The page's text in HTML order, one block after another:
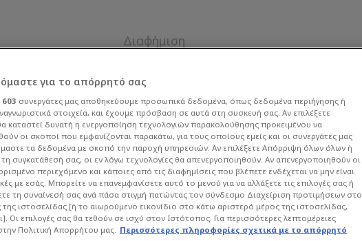
- 22:47
ρεβάνς του ΠΑΟΚ με Άντερλεχτ -
αποκλειστεί
για το απόρρητό σας
603 συνεργάτες μας αποθηκεύουμε προσωπικά δεδομένα, όπως δεδομένα περιήγησης ή
στοιχεία, και έχουμε πρόσβαση σε αυτά στη συσκευή σας. Αν επιλέξετε
καταστεί δυνατή η ενεργοποίηση τεχνολογιών παρακολούθησης προκειμένου να
οι σκοποί που εμφανίζονται παρακάτω, για τους οποίους εμείς και οι συνεργάτες μας
τα δεδομένα με σκοπό την παροχή υπηρεσιών. Αν επιλέξετε Απόρριψη όλων όλων ή
συγκατάθεσή σας, οι εν λόγω τεχνολογίες θα απενεργοποιηθούν. Αν απενεργοποιηθούν οι
περιεχόμενο και κάποιες από τις διαφημίσεις που βλέπετε ενδέχεται να μην είναι
με εσάς. Μπορείτε να επανεμφανίσετε αυτό το μενού για να αλλάξετε τις επιλογές σας ή
τη συναίνεσή σας ανά πάσα στιγμή πατώντας τον σύνδεσμο Διαχείριση προτιμήσεων στο
ιστοσελίδας [ή το αιωρούμενο εικονίδιο στο κάτω αριστερό μέρος της ιστοσελίδας,
Οι επιλογές σας θα τεθούν σε ισχύ στον Ιστότοπος. Για περισσότερες λεπτομέρειες
Πολιτική Απορρήτου μας. Περισσότερες πληροφορίες σχετικά με το απόρρητό